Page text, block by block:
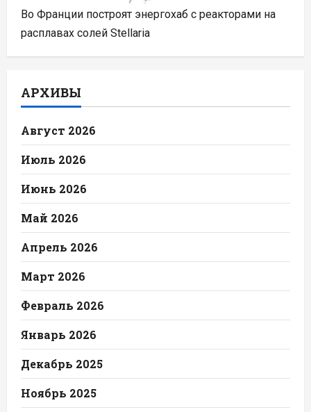
Во Франции построят энергохаб с реакторами на
расплавах солей Stellaria
АРХИВЫ
Август 2026
Июль 2026
Июнь 2026
Май 2026
Апрель 2026
Март 2026
Февраль 2026
Январь 2026
Декабрь 2025
Ноябрь 2025